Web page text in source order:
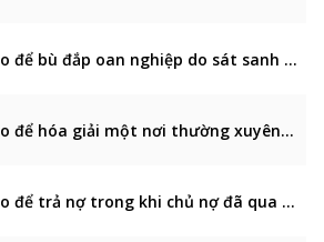
Làm thế nào để bù đắp oan nghiệp do sát sanh gây ra?
Làm thế nào để hóa giải một nơi thường xuyên có người chết?
Làm thế nào để trả nợ trong khi chủ nợ đã qua đời?